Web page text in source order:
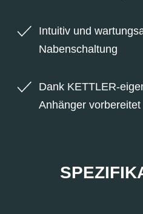
Intuitiv und
Nabenschaltung
Dank KETTLER-
Anhänger vorbereitet